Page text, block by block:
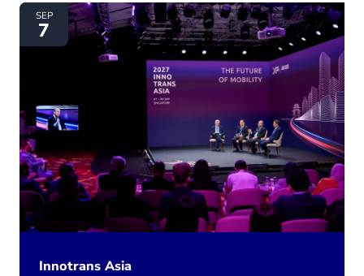
SEP
7
Innotrans Asia
Innotrans Asia